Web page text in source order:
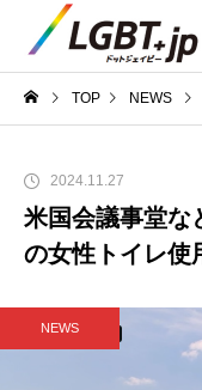
TOP NEWS
2024.11.27
米国会議事堂な
の女性トイレ使
NEWS